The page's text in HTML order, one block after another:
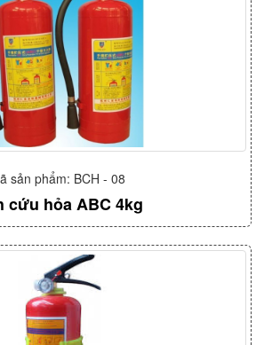
sản phẩm: BCH - 08
cứu hỏa ABC 4kg